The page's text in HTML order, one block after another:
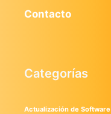
Contacto
Categorías
Actualización de Software